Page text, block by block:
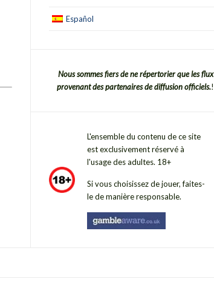
Español
Nous sommes fiers de ne répertorier que les flux
provenant des partenaires de diffusion officiels.!
L'ensemble du contenu de ce site
est exclusivement réservé à
l'usage des adultes. 18+
Si vous choisissez de jouer, faites-
le de manière responsable.